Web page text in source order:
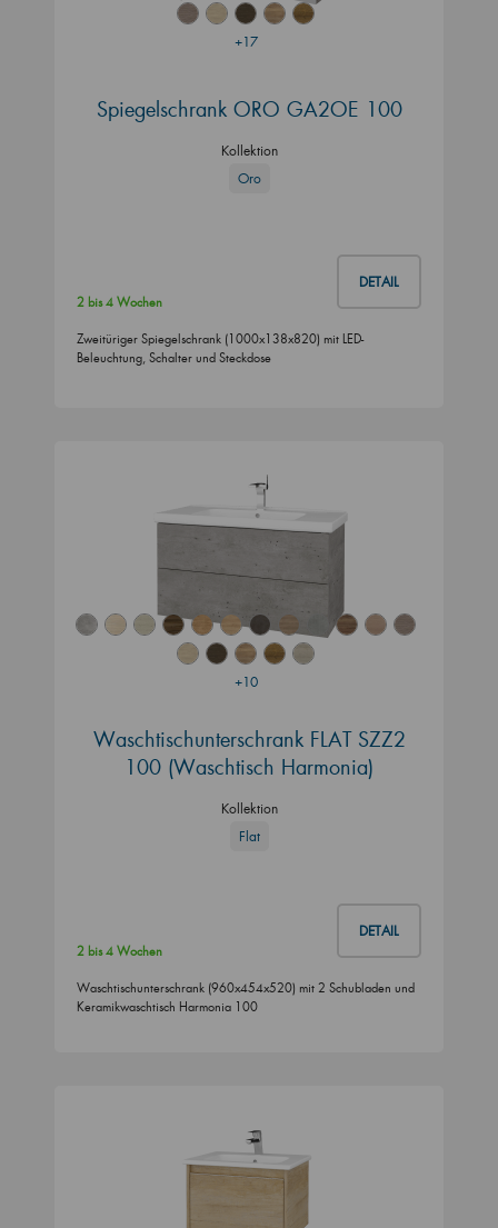
+17
Spiegelschrank ORO GA2OE 100
Kollektion
Oro
DETAIL
2 bis 4 Wochen
Zweitüriger Spiegelschrank (1000x138x820) mit LED-
Beleuchtung, Schalter und Steckdose
+10
Waschtischunterschrank FLAT SZZ2
100 (Waschtisch Harmonia)
Kollektion
Flat
DETAIL
2 bis 4 Wochen
Waschtischunterschrank (960x454x520) mit 2 Schubladen und
Keramikwaschtisch Harmonia 100